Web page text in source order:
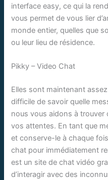
interface easy, ce qui la
vous permet de vous lier
monde entier, quelles que
ou leur lieu de résidence.
Pikky – Video Chat
Elles sont maintenant
difficile de savoir quelle
nous vous aidons à trouver
vos attentes. En tant que
et conserve-le à chaque
chat pour immédiatement
est un site de chat vidéo
d’interagir avec des